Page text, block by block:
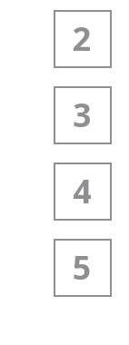
2
3
4
5